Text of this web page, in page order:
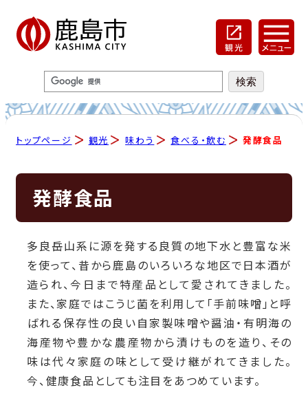
トップページ 観光 味わう 食べる・飲む 発酵食品
発酵食品
多良岳山系に源を発する良質の地下水と豊富な米
を使って、昔から鹿島のいろいろな地区で日本酒が
造られ、今日まで特産品として愛されてきました。
また、家庭ではこうじ菌を利用して「手前味噌」と呼
ばれる保存性の良い自家製味噌や醤油・有明海の
海産物や豊かな農産物から漬けものを造り、その
味は代々家庭の味として受け継がれてきました。
今、健康食品としても注目をあつめています。